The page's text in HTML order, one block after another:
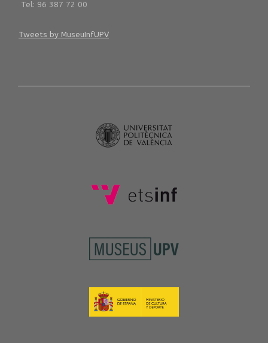
Tel: 96 387 72 00
Tweets by MuseuInfUPV